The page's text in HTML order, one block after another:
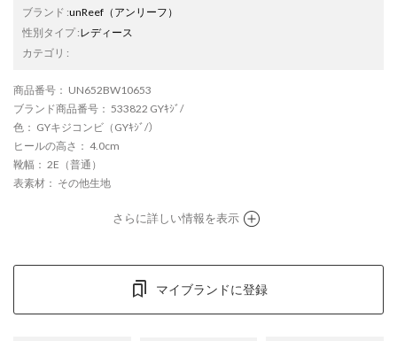
ブランド :unReef （アンリーフ）
性別タイプ:レディース
カテゴリ :
商品番号 ： UN652BW10653
ブランド商品番号 ： 533822 GYｷｼﾞ/
色 ： GYキジコンビ（GYｷｼﾞ/）
ヒールの高さ ： 4.0cm
靴幅 ： 2E（普通）
表素材 ： その他生地
さらに詳しい情報を表示
マイブランドに登録